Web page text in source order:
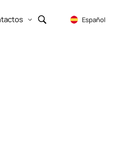
Show submenu for Noticias Show submenu for Contactos
Español